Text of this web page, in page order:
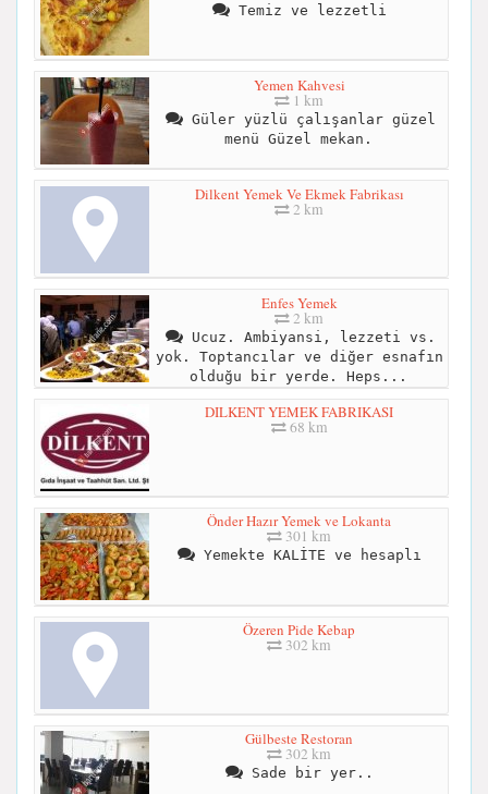
Temiz ve lezzetli
Yemen Kahvesi
1 km
Güler yüzlü çalışanlar güzel
menü Güzel mekan.
Dilkent Yemek Ve Ekmek Fabrikası
2 km
Enfes Yemek
2 km
Ucuz. Ambiyansi, lezzeti vs.
yok. Toptancılar ve diğer esnafın
olduğu bir yerde. Heps...
DILKENT YEMEK FABRIKASI
68 km
Önder Hazır Yemek ve Lokanta
301 km
Yemekte KALİTE ve hesaplı
Özeren Pide Kebap
302 km
Gülbeste Restoran
302 km
Sade bir yer..